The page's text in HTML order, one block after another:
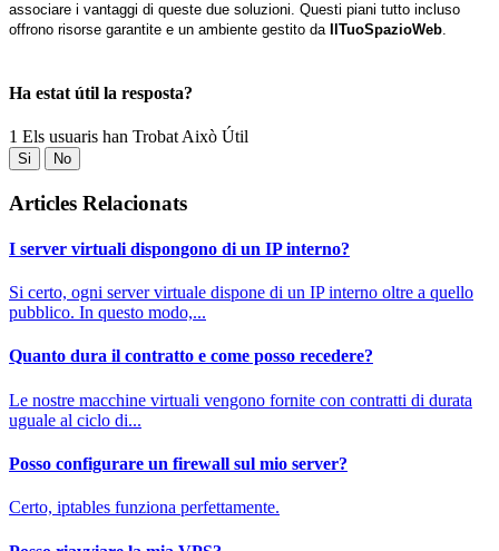
associare i vantaggi di queste due soluzioni. Questi piani tutto incluso
offrono risorse garantite e un ambiente gestito da
IlTuoSpazioWeb.
Ha estat útil la resposta?
1 Els usuaris han Trobat Això Útil
Si No
Articles Relacionats
I server virtuali dispongono di un IP interno?
Si certo, ogni server virtuale dispone di un IP interno oltre a quello
pubblico. In questo modo,...
Quanto dura il contratto e come posso recedere?
Le nostre macchine virtuali vengono fornite con contratti di durata
uguale al ciclo di...
Posso configurare un firewall sul mio server?
Certo, iptables funziona perfettamente.